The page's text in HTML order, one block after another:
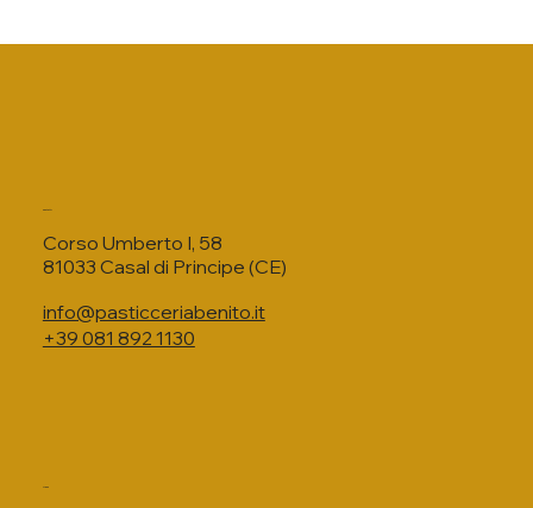
Corso Umberto I, 58
81033 Casal di Principe (CE)
info@pasticceriabenito.it
+39 081 892 1130